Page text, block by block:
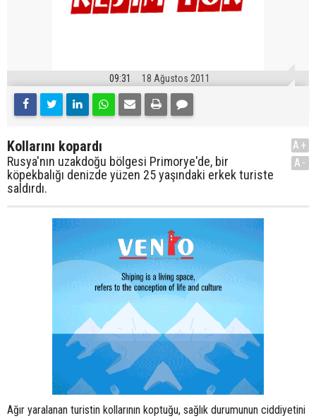
09:31 18 Ağustos 2011
Kollarını kopardı
Rusya'nın uzakdoğu bölgesi Primorye'de, bir
köpekbalığı denizde yüzen 25 yaşındaki erkek turiste
saldırdı.
A+
A-
Ağır yaralanan turistin kollarının koptuğu, sağlık durumunun ciddiyetini